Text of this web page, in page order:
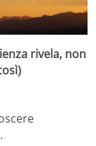
rivela, non